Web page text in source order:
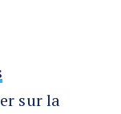
sur la